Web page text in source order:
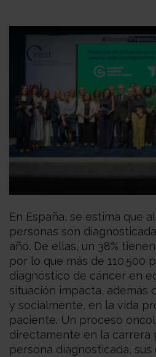
En España, se estima que
personas son
año. De ellas, un 38%
por lo que más de 110.500
diagnóstico de cáncer en
situación impacta, además
y socialmente, en la vida
paciente. Un proceso
directamente en la carrera
persona diagnosticada,
Previous